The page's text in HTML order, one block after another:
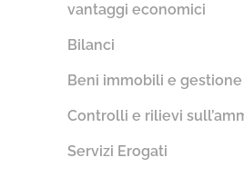
vantaggi economici
Bilanci
Beni immobili e
Controlli e rilievi
Servizi Erogati